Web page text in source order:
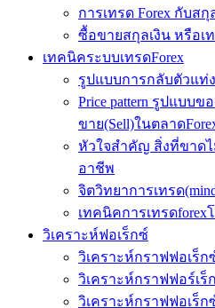
การเทรด Forex กับส
ซื้อขายสกุลเงิน หรือเ
เทคนิคระบบเทรดForex
รูปแบบการกลับตัวแท่
Price pattern รูปแบบ
ขาย(Sell)ในตลาด
หัวใจสำคัญ สิ่งที่ขาดไ
อาชีพ
จิตวิทยาการเทรด
เทคนิคการเทรดforex
วิเคราะห์ฟอเร็กซ์
วิเคราะห์กราฟฟอเร็ก
วิเคราะห์กราฟฟอร์เร็
วิเคราะห์กราฟฟอเร็ก